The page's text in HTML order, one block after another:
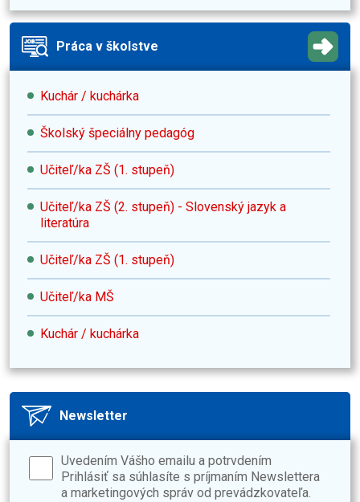
Práca v školstve
Kuchár / kuchárka
Školský špeciálny pedagóg
Učiteľ/ka ZŠ (1. stupeň)
Učiteľ/ka ZŠ (2. stupeň) - Slovenský jazyk a
literatúra
Učiteľ/ka ZŠ (1. stupeň)
Učiteľ/ka MŠ
Kuchár / kuchárka
Newsletter
Uvedením Vášho emailu a potrvdením
Prihlásiť sa súhlasíte s príjmaním Newslettera
a marketingových správ od prevádzkovateľa.